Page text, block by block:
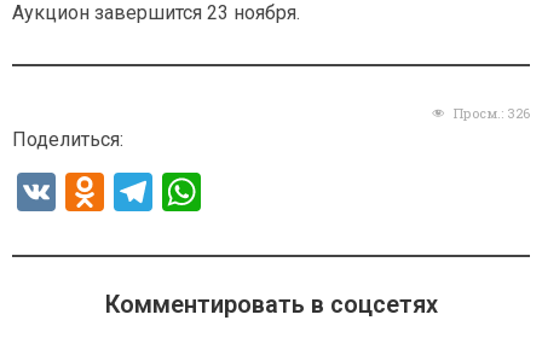
Аукцион завершится 23 ноября.
Просм.: 326
Поделиться:
V
O
n
o
T
e
gr
at
s
Комментировать в соцсетях